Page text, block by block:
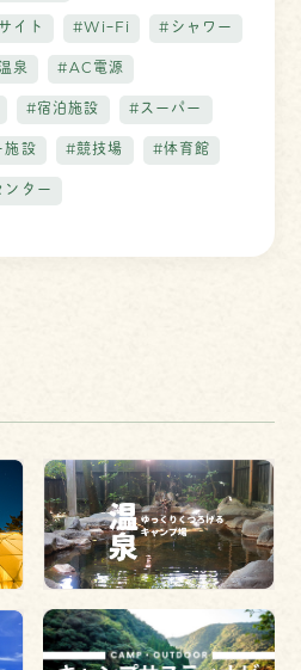
イト #WiｰFi #シャワー
泉 #AC電源
#宿泊施設 #スーパー
施設 #競技場 #体育館
ンター